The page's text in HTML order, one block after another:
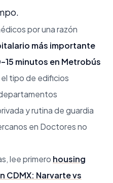
por una razón
más importante
minutos en Metrobús
tipo de edificios
y rutina de guardia
en Doctores no
lee primero housing
CDMX: Narvarte vs